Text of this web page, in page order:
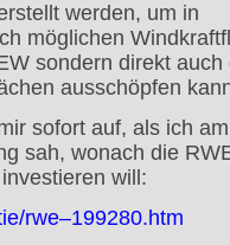
werden, um in
möglichen
sondern direkt auch
ausschöpfen
sofort auf, als ich
sah, wonach die
will:
rwe–199280.htm